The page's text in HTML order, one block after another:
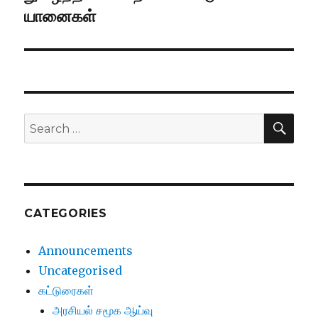
யானைகள்
Search
for:
CATEGORIES
Announcements
Uncategorised
கட்டுரைகள்
அரசியல் சமூக ஆய்வு